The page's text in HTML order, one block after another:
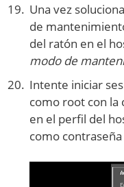
Una vez
de
del ratón en el
modo de
Intente iniciar
como root con la
en el perfil del
como contraseña